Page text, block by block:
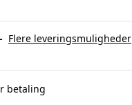
Flere leveringsmuligheder
betaling